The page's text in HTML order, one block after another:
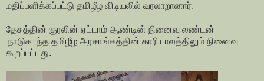
மதிப்பளிக்கப்பட்டு தமிழீழ விடியலில் வரலாறானார்.
தேசத்தின் குரலின் ஏட்டாம் ஆண்டின் நினைவு லண்டன்
நாடுகடந்த தமிழீழ அரசாங்கத்தின் காரியாலத்திலும் நினைவு
கூறப்பட்டது.